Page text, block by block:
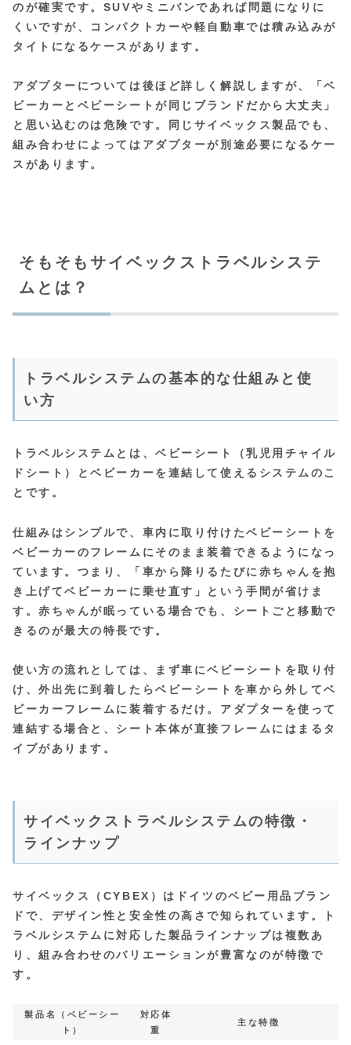
のが確実です。SUVやミニバンであれば問題になりに
くいですが、コンパクトカーや軽自動車では積み込みが
タイトになるケースがあります。
アダプターについては後ほど詳しく解説しますが、
「ベ
ビーカーとベビーシートが同じブランドだから大丈夫」
と思い込むのは危険です。同じサイベックス製品でも、
組み合わせによってはアダプターが別途必要になるケー
スがあります。
そもそもサイベックストラベルシステ
ムとは？
トラベルシステムの基本的な仕組みと使
い方
トラベルシステムとは、ベビーシート（乳児用チャイル
ドシート）とベビーカーを連結して使えるシステムのこ
とです。
仕組みはシンプルで、車内に取り付けたベビーシートを
ベビーカーのフレームにそのまま装着できるようになっ
ています。つまり、「車から降りるたびに赤ちゃんを抱
き上げてベビーカーに乗せ直す」という手間が省けま
す。赤ちゃんが眠っている場合でも、シートごと移動で
きるのが最大の特長です。
使い方の流れとしては、まず車にベビーシートを取り付
け、外出先に到着したらベビーシートを車から外してベ
ビーカーフレームに装着するだけ。アダプターを使って
連結する場合と、シート本体が直接フレームにはまるタ
イプがあります。
サイベックストラベルシステムの特徴・
ラインナップ
サイベックス（CYBEX）はドイツのベビー用品ブラン
ドで、デザイン性と安全性の高さで知られています。ト
ラベルシステムに対応した製品ラインナップは複数あ
り、組み合わせのバリエーションが豊富なのが特徴で
す。
製品名（ベビーシー
ト）
対応体
重
主な特徴